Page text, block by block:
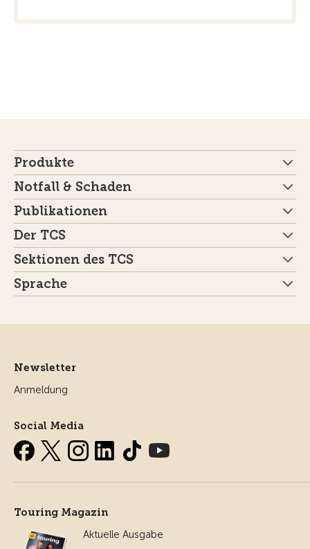
Produkte
Notfall & Schaden
Publikationen
Der TCS
Sektionen des TCS
Sprache
Newsletter
Anmeldung
Social Media
Touring Magazin
Aktuelle Ausgabe